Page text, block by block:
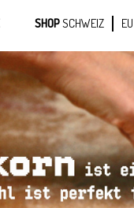
SHOPSCHWEIZ EU